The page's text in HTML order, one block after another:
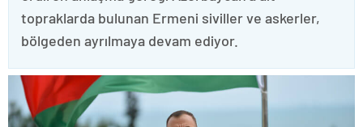
topraklarda bulunan Ermeni siviller ve askerler,
bölgeden ayrılmaya devam ediyor.